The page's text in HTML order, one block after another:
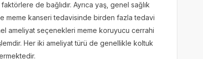
de bağlıdır. Ayrıca yaş, genel sağlık
meme kanseri tedavisinde birden fazla tedavi
ameliyat seçenekleri meme koruyucu cerrahi
Her iki ameliyat türü de genellikle koltuk